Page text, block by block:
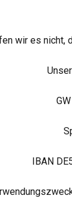
wir es nicht,
IBAN